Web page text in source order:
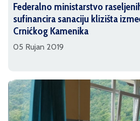
Federalno ministarstvo
sufinancira sanaciju klizišta
Crnićkog Kamenika
05 Rujan 2019